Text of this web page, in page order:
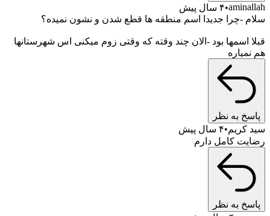
۴ سال پیش
-چرا جدیدا اسم منطقه ها قطع شدن و نشون نمیده؟
اسمها بود -الان چند وقته که وقتی زوم میکنی اس شهرستانها
به نظر
۴ سال پیش
کامل دارم
به نظر